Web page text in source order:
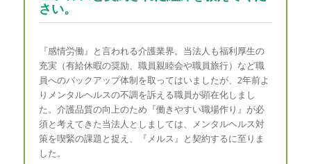
さい。
『感情労働』と言われる介護業界。当法人も福利厚生の
充実（有給休暇の奨励、職員親睦会や職員旅行）など職
員へのバックアップ体制を取ってはいましたが、2年前よ
りメンタルヘルスの不調を訴える職員が顕在化しまし
た。介護品質の向上のため『働きやすい職場作り』が必
須と考えてきた当法人としましては、メンタルヘルス対
策を喫緊の課題と捉え、『メルス』と契約するに至りま
した。